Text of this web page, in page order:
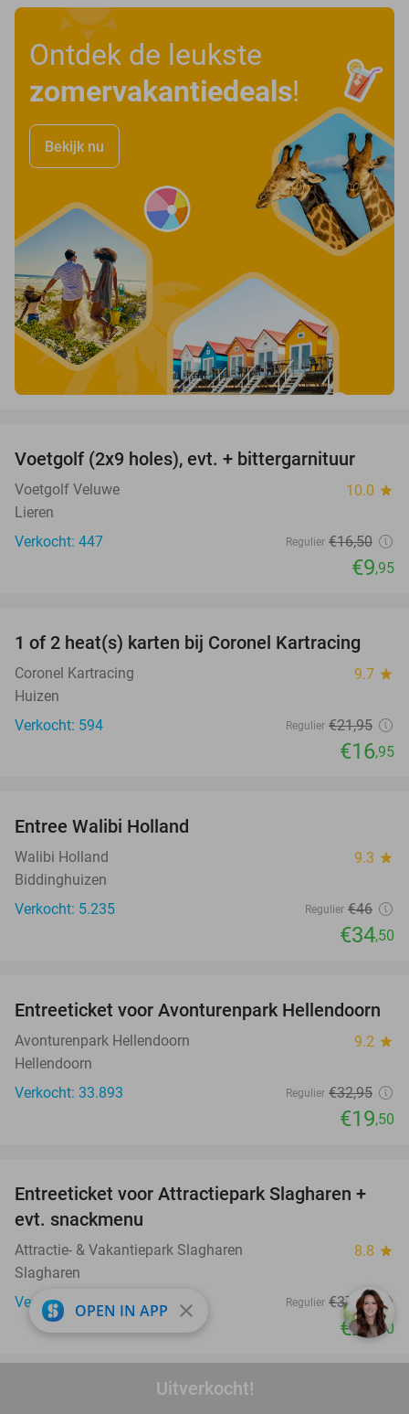
Uitverkocht!
Ontdek de leukste
zomervakantiedeals!
Bekijk nu
40%
Voetgolf (2x9 holes), evt. + bittergarnituur
Voetgolf Veluwe 10.0 star
Lieren
Verkocht: 447
Regulier €16,50
€9,95
23%
1 of 2 heat(s) karten bij Coronel Kartracing
Coronel Kartracing 9.7 star
Huizen
Verkocht: 594
Regulier €21,95
€16,95
Entree Walibi Holland
Walibi Holland 9.3 star
Biddinghuizen
Verkocht: 5.235
Regulier €46
€34,50
41%
Entreeticket voor Avonturenpark Hellendoorn
Avonturenpark Hellendoorn 9.2 star
Hellendoorn
Verkocht: 33.893
Regulier €32,95
€19,50
41%
Entreeticket voor Attractiepark Slagharen +
evt. snackmenu
Attractie- & Vakantiepark Slagharen 8.8 star
Slagharen
Verkocht: 5.248
Regulier €37 ,90
€22,40
favorite_border
OPEN IN APP close